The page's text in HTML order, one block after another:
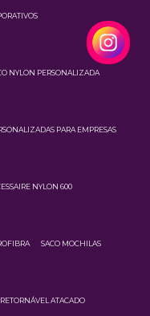
NYLON PERSONALIZADA
PARA EMPRESAS
NYLON 600
SACO MOCHILAS
ATACADO